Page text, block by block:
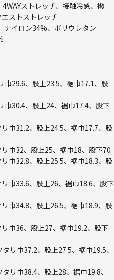
ストレッチ、接触冷感、撥
ストストレッチ
イロン34%、ポリウレタン
巾29.6、股上23.5、裾巾17.1、股
巾30.4、股上24、裾巾17.4、股下
巾31.2、股上24.5、裾巾17.7、股
巾32、股上25、裾巾18、股下70
巾32.8、股上25.5、裾巾18.3、股
巾33.6、股上26、裾巾18.6、股下
巾34.8、股上26.5、裾巾18.9、股
巾36、股上27、裾巾19.2、股下
リ巾37.2、股上27.5、裾巾19.5、
リ巾38.4、股上28、裾巾19.8、